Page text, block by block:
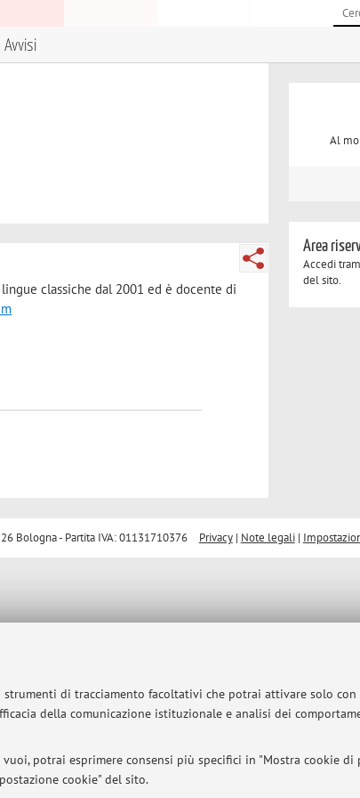
di tracciamento facoltativi che potrai attivare solo
della comunicazione istituzionale e analisi dei
potrai esprimere consensi più specifici in "Mostra cookie di
cookie" del sito.
Avvisi
classiche dal 2001 ed è docente di
Al
Area
Accedi
del sito.
Bologna - Partita IVA: 01131710376 Privacy| Note legali|